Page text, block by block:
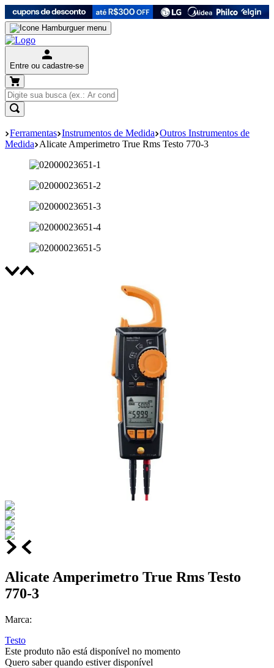
Entre ou cadastre-se
Ferramentas Instrumentos de Medida Outros Instrumentos de
Medida Alicate Amperimetro True Rms Testo 770-3
Alicate Amperimetro True Rms Testo
770-3
Marca:
Testo
Este produto não está disponível no momento
Quero saber quando estiver disponível